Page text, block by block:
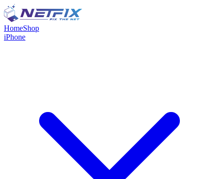
HomeShop
iPhone